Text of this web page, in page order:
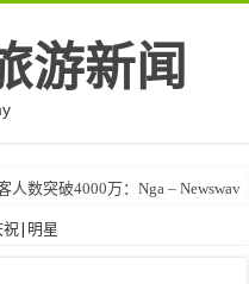
游新闻
数突破4000万：Nga – Newswav
祝|明星